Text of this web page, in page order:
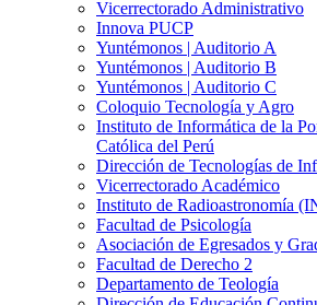
Vicerrectorado Administrativo
Innova PUCP
Yuntémonos | Auditorio A
Yuntémonos | Auditorio B
Yuntémonos | Auditorio C
Coloquio Tecnología y Agro
Instituto de Informática de la
Católica del Perú
Dirección de Tecnologías de
Vicerrectorado Académico
Instituto de Radioastronomía
Facultad de Psicología
Asociación de Egresados y
Facultad de Derecho 2
Departamento de Teología